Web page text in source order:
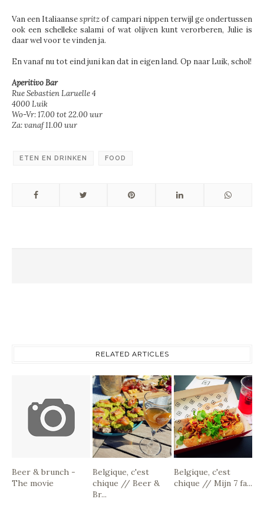
Van een Italiaansespritzof campari nippen terwijl ge ondertussen
ook een schelleke salami of wat olijven kunt verorberen, Julie is
daar wel voor te vinden ja.
En vanaf nu tot eind juni kan dat in eigen land. Op naar Luik, schol!
Aperitivo Bar
Rue Sebastien Laruelle 4
4000 Luik
Wo-Vr: 17.00 tot 22.00 uur
Za: vanaf 11.00 uur
ETEN EN DRINKEN FOOD
RELATED ARTICLES
Beer & brunch -
The movie
Belgique, c'est
chique // Beer &
Br...
Belgique, c'est
chique // Mijn 7 fa...